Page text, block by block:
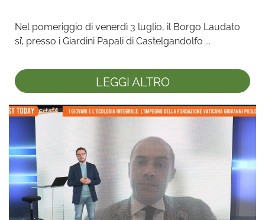
Nel pomeriggio di venerdì 3 luglio, il Borgo Laudato
si’, presso i Giardini Papali di Castelgandolfo ...
LEGGI ALTRO